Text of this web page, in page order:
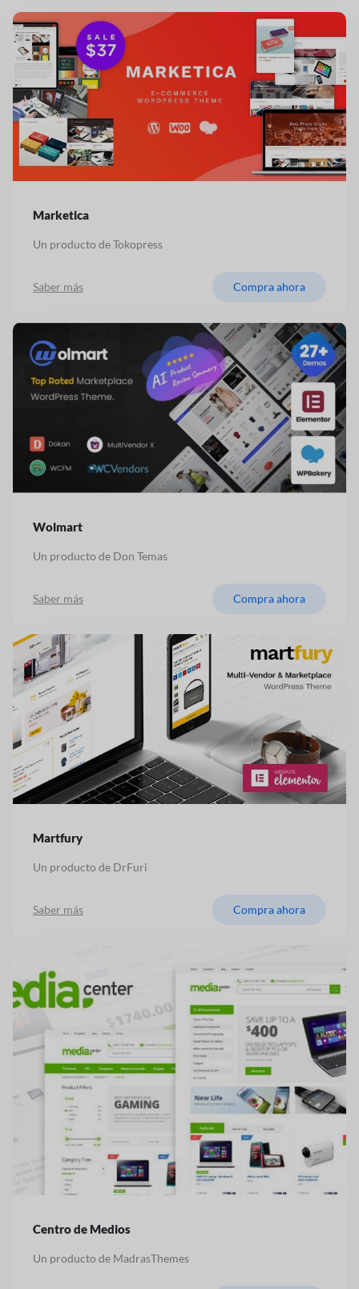
Marketica
Un producto de Tokopress
Saber más Compra ahora
Wolmart
Un producto de Don Temas
Saber más Compra ahora
Martfury
Un producto de DrFuri
Saber más Compra ahora
Centro de Medios
Un producto de MadrasThemes